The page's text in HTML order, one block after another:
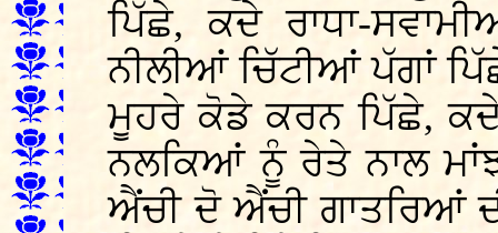
ਪਿੱਛੇ, ਕਦੇ ਰਾਧਾ-
ਨੀਲੀਆਂ ਚਿੱਟੀਆਂ ਪੱਗਾਂ
ਮੂਹਰੇ ਕੋਡੇ ਕਰਨ ਪਿੱਛੇ,
ਨਲਕਿਆਂ ਨੂੰ ਰੇਤੇ ਨਾਲ
ਐਂਚੀ ਦੋ ਐਂਚੀ ਗਾਤਰਿਆਂ